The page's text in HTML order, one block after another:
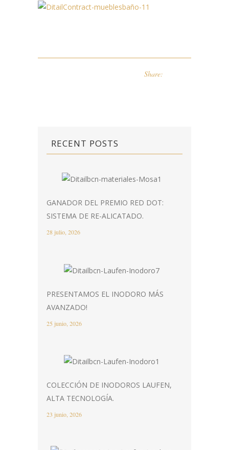
Share:
RECENT POSTS
GANADOR DEL PREMIO RED DOT:
SISTEMA DE RE-ALICATADO.
28 julio, 2026
PRESENTAMOS EL INODORO MÁS
AVANZADO!
25 junio, 2026
COLECCIÓN DE INODOROS LAUFEN,
ALTA TECNOLOGÍA.
23 junio, 2026